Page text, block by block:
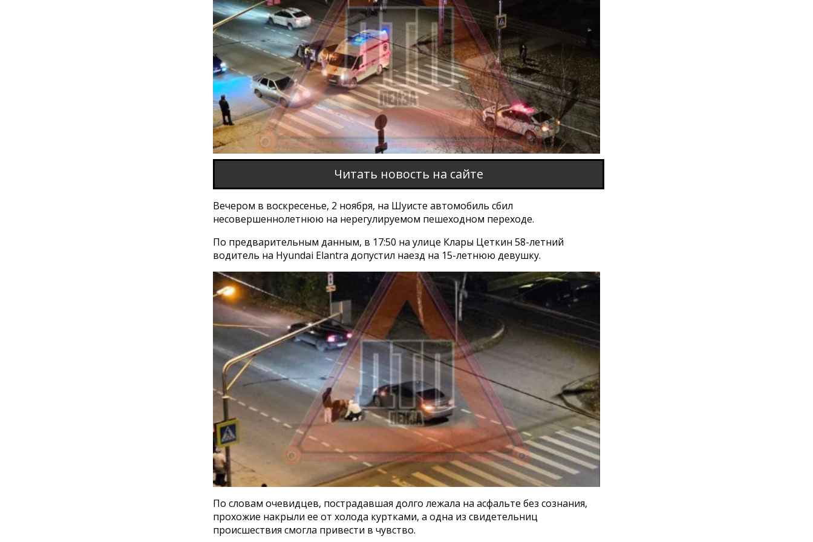
Читать новость на сайте
Вечером в воскресенье, 2 ноября, на Шуисте автомобиль сбил
несовершеннолетнюю на нерегулируемом пешеходном переходе.
По предварительным данным, в 17:50 на улице Клары Цеткин 58-летний
водитель на Hyundai Elantra допустил наезд на 15-летнюю девушку.
По словам очевидцев, пострадавшая долго лежала на асфальте без сознания,
прохожие накрыли ее от холода куртками, а одна из свидетельниц
происшествия смогла привести в чувство.